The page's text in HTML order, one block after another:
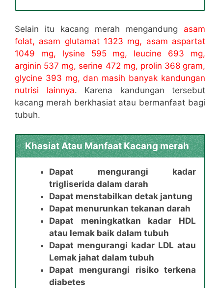
Selain itu kacang merah mengandung asam
folat, asam glutamat 1323 mg, asam aspartat
1049 mg, lysine 595 mg, leucine 693 mg,
arginin 537 mg, serine 472 mg, prolin 368 gram,
glycine 393 mg, dan masih banyak kandungan
nutrisi lainnya. Karena kandungan tersebut
kacang merah berkhasiat atau bermanfaat bagi
tubuh.
Khasiat Atau Manfaat Kacang merah
Dapat mengurangi kadar
trigliserida dalam darah
Dapat menstabilkan detak jantung
Dapat menurunkan tekanan darah
Dapat meningkatkan kadar HDL
atau lemak baik dalam tubuh
Dapat mengurangi kadar LDL atau
Lemak jahat dalam tubuh
Dapat mengurangi risiko terkena
diabetes